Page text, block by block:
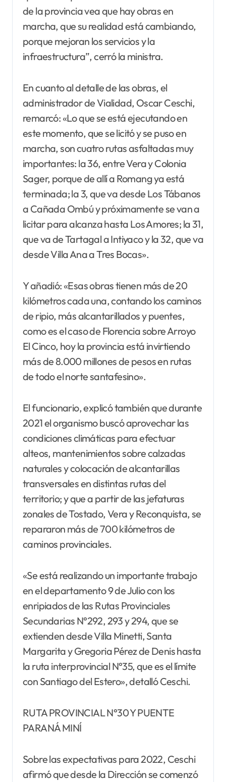
de la provincia vea que hay obras en
marcha, que su realidad está cambiando,
porque mejoran los servicios y la
infraestructura”, cerró la ministra.
En cuanto al detalle de las obras, el
administrador de Vialidad, Oscar Ceschi,
remarcó: «Lo que se está ejecutando en
este momento, que se licitó y se puso en
marcha, son cuatro rutas asfaltadas muy
importantes: la 36, entre Vera y Colonia
Sager, porque de allí a Romang ya está
terminada; la 3, que va desde Los Tábanos
a Cañada Ombú y próximamente se van a
licitar para alcanza hasta Los Amores; la 31,
que va de Tartagal a Intiyaco y la 32, que va
desde Villa Ana a Tres Bocas».
Y añadió: «Esas obras tienen más de 20
kilómetros cada una, contando los caminos
de ripio, más alcantarillados y puentes,
como es el caso de Florencia sobre Arroyo
El Cinco, hoy la provincia está invirtiendo
más de 8.000 millones de pesos en rutas
de todo el norte santafesino».
El funcionario, explicó también que durante
2021 el organismo buscó aprovechar las
condiciones climáticas para efectuar
alteos, mantenimientos sobre calzadas
naturales y colocación de alcantarillas
transversales en distintas rutas del
territorio; y que a partir de las jefaturas
zonales de Tostado, Vera y Reconquista, se
repararon más de 700 kilómetros de
caminos provinciales.
«Se está realizando un importante trabajo
en el departamento 9 de Julio con los
enripiados de las Rutas Provinciales
Secundarias N°292, 293 y 294, que se
extienden desde Villa Minetti, Santa
Margarita y Gregoria Pérez de Denis hasta
la ruta interprovincial N°35, que es el límite
con Santiago del Estero», detalló Ceschi.
RUTA PROVINCIAL N°30 Y PUENTE
PARANÁ MINÍ
Sobre las expectativas para 2022, Ceschi
afirmó que desde la Dirección se comenzó